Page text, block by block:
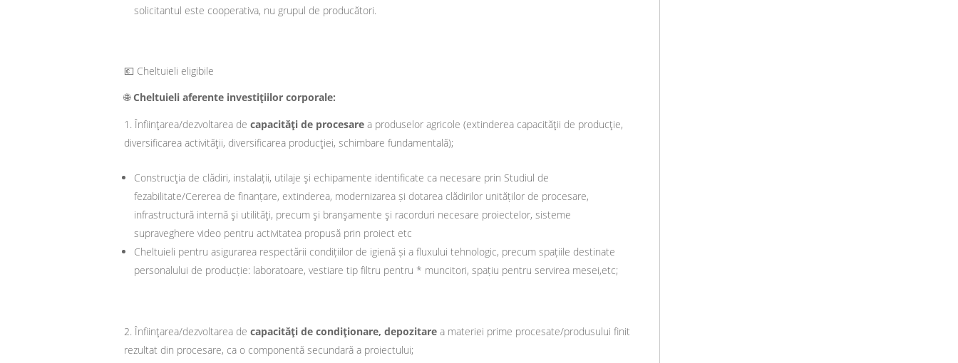
solicitantul este cooperativa, nu grupul de producători.
💶 Cheltuieli eligibile
🌐Cheltuieli aferente investiţiilor corporale:
Înfiinţarea/dezvoltarea decapacităţi de procesare a produselor agricole (extinderea capacităţii de producţie,
diversificarea activităţii, diversificarea producţiei, schimbare fundamentală);
Construcţia de clădiri, instalații, utilaje şi echipamente identificate ca necesare prin Studiul de
fezabilitate/Cererea de finanțare, extinderea, modernizarea și dotarea clădirilor unităților de procesare,
infrastructură internă şi utilităţi, precum şi branşamente şi racorduri necesare proiectelor, sisteme
supraveghere video pentru activitatea propusă prin proiect etc
Cheltuieli pentru asigurarea respectării condițiilor de igienă și a fluxului tehnologic, precum spațiile destinate
personalului de producție: laboratoare, vestiare tip filtru pentru * muncitori, spațiu pentru servirea mesei,etc;
Înfiinţarea/dezvoltarea decapacităţi de condiţionare, depozitare a materiei prime procesate/produsului finit
rezultat din procesare, ca o componentă secundară a proiectului;